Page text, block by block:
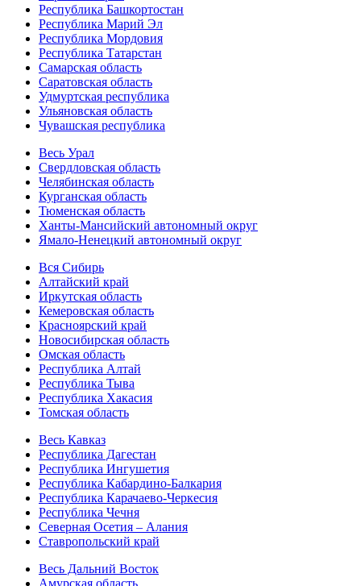
Республика Башкортостан
Республика Марий Эл
Республика Мордовия
Республика Татарстан
Самарская область
Саратовская область
Удмуртская республика
Ульяновская область
Чувашская республика
Весь Урал
Свердловская область
Челябинская область
Курганская область
Тюменская область
Ханты-Мансийский автономный округ
Ямало-Ненецкий автономный округ
Вся Сибирь
Алтайский край
Иркутская область
Кемеровская область
Красноярский край
Новосибирская область
Омская область
Республика Алтай
Республика Тыва
Республика Хакасия
Томская область
Весь Кавказ
Республика Дагестан
Республика Ингушетия
Республика Кабардино-Балкария
Республика Карачаево-Черкесия
Республика Чечня
Северная Осетия – Алания
Ставропольский край
Весь Дальний Восток
Амурская область